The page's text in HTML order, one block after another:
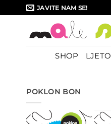
to
JAVITE NAM SE!
SHOP LJETO
POKLON BON